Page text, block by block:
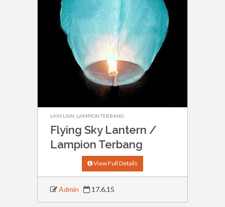
LAIN LAIN LAMPION TERBANG
Flying Sky Lantern /
Lampion Terbang
View Full Details
Admin 17.6.15